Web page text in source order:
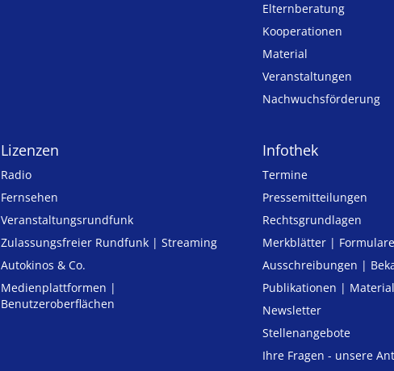
Elternberatung
Kooperationen
Material
Veranstaltungen
Nachwuchsförderung
Lizenzen
Radio
Fernsehen
Veranstaltungsrundfunk
Zulassungs­freier Rund­funk | Streaming
Autokinos & Co.
Medienplattformen |
Benutzeroberflächen
Infothek
Termine
Pressemitteilungen
Rechtsgrundlagen
Merkblätter | Formulare
Ausschreibungen |
Publikationen |
Newsletter
Stellenangebote
Ihre Fragen - unsere